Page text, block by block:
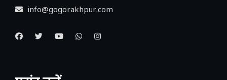
info@gogorakhpur.com